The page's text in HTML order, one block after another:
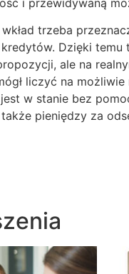
trzeba
Dzięki
ale na
liczyć na
w stanie bez
pieniędzy za